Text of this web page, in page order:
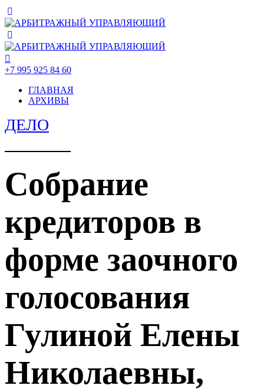
+7 995 925 84 60
ГЛАВНАЯ
АРХИВЫ
ДЕЛО
Собрание
кредиторов в
форме заочного
голосования
Гулиной Елены
Николаевны,